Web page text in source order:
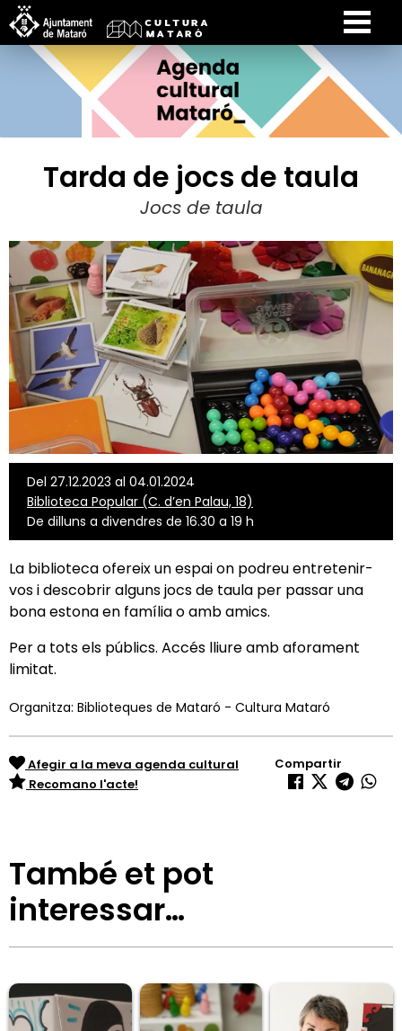
Tarda de jocs de taula
Jocs de taula
Del 27.12.2023 al 04.01.2024
Biblioteca Popular (C. d’en Palau, 18)
De dilluns a divendres de 16.30 a 19 h
La biblioteca ofereix un espai on podreu entretenir-
vos i descobrir alguns jocs de taula per passar una
bona estona en família o amb amics.
Per a tots els públics. Accés lliure amb aforament
limitat.
Organitza: Biblioteques de Mataró - Cultura Mataró
Afegir a la meva agenda cultural
Recomano l'acte!
Compartir
També et pot
interessar…